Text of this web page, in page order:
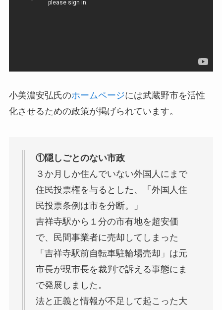
小美濃安弘氏のホームページには武蔵野市を活性
化させるための政策が掲げられています。
①隠しごとのない市政
３か月しか住んでいない外国人にまで
住民投票権を与るとした、「外国人住
民投票条例は市を分断。」
吉祥寺駅から１分の市有地を超安価
で、民間事業者に売却してしまった
「吉祥寺駅前自転車駐輪場売却」は元
市長が現市長を裁判で訴える事態にま
で発展しました。
法と正義と情報が不足して起こった大